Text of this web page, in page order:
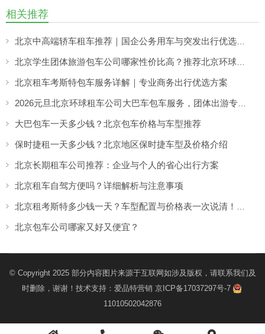
相关推荐
北京租车考斯特包车服务详解｜专业商务出行优选方案
大巴包车一天多少钱？北京包车价格与车型推荐
保时捷租一天多少钱？北京地区保时捷车型及价格介绍
北京长期租车公司推荐：企业与个人的省心出行方案
北京租车自驾方便吗？详细解析与注意事项
北京包车公司哪家又好又便宜？
© Copyright 2025 部分内容图片来源于互联网如涉及版权，请联系我们及
时删除，谢谢！技术支持： 爱品特营销 京ICP备17037297号-7
11010502042876